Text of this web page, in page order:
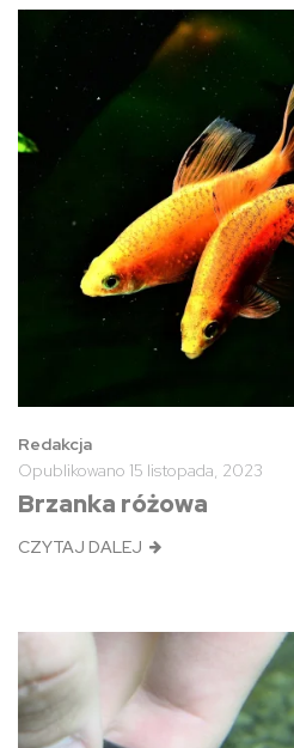
Redakcja
Opublikowano 15 listopada, 2023
Brzanka różowa
CZYTAJ DALEJ